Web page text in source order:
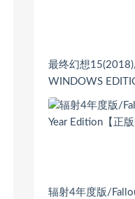
最终幻想
WINDOWS
辐射4年度版/